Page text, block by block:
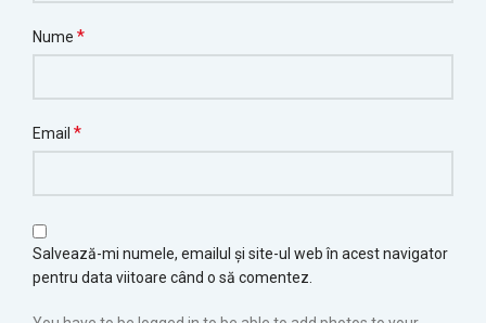
Nume *
Email *
Salvează-mi numele, emailul și site-ul web în acest navigator
pentru data viitoare când o să comentez.